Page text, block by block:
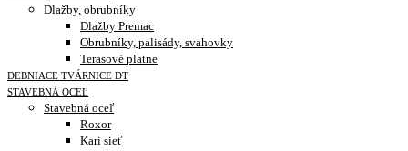
Dlažby, obrubníky
Dlažby Premac
Obrubníky, palisády, svahovky
Terasové platne
DEBNIACE TVÁRNICE DT
STAVEBNÁ OCEĽ
Stavebná oceľ
Roxor
Kari sieť